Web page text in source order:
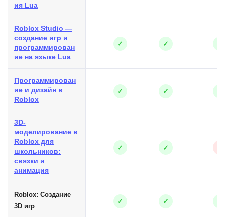
ия Lua
Roblox Studio —
создание игр и
программирован
ие на языке Lua
✓ ✓
Программирован
ие и дизайн в
Roblox
✓ ✓
3D-
моделирование в
Roblox для
школьников:
связки и
анимация
✓ ✓
Roblox: Создание
3D игр
✓ ✓